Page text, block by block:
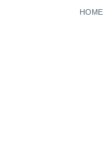
HOME